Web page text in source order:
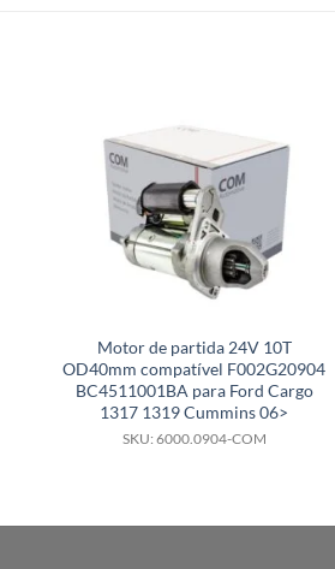
Motor de partida 24V 10T
OD40mm compatível F002G20904
BC4511001BA para Ford Cargo
1317 1319 Cummins 06>
SKU: 6000.0904-COM